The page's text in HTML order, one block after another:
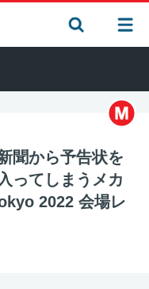
聞から予告状を
ってしまうメカ
2022 会場レ